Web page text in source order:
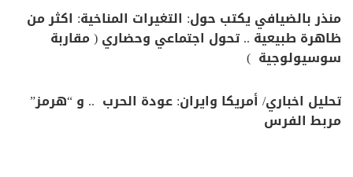
منذر بالضيافي يكتب حول: التغيرات المناخية: اكثر من
ظاهرة طبيعية .. تحول اجتماعي وحضاري ( مقاربة
سوسيولوجية )
تحليل اخباري/ أمريكا وايران: عودة الحرب .. و “هرمز”
مربط الفرس